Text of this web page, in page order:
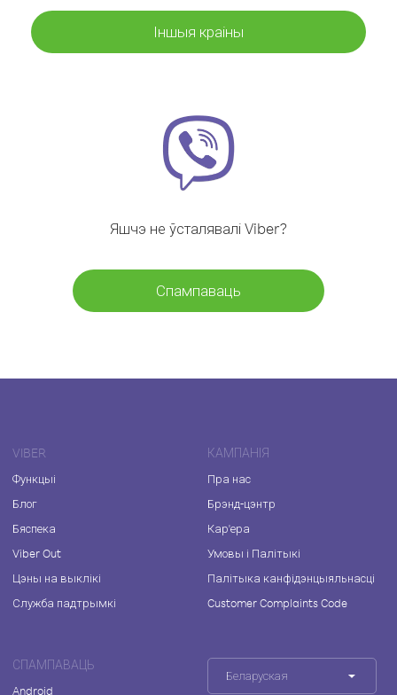
Іншыя краіны
Яшчэ не ўсталявалі Viber?
Спампаваць
VIBER
Функцыі
Блог
Бяспека
Viber Out
Цэны на выклікі
Служба падтрымкі
КАМПАНІЯ
Пра нас
Брэнд-цэнтр
Кар'ера
Умовы і Палітыкі
Палітыка канфідэнцыяльнасці
Customer Complaints Code
СПАМПАВАЦЬ
Android
Беларуская